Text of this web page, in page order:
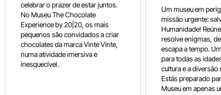
celebrar o prazer de estar juntos.
No Museu The Chocolate
Experience by 20|20, os mais
pequenos são convidados a criar
chocolates da marca Vinte Vinte,
numa atividade imersiva e
inesquecível.
Um museu em
missão urgente:
Humanidade!
resolve enigmas,
escapa a tempo.
para todas as
cultura e a diversão
Estás preparado
Museu em apenas